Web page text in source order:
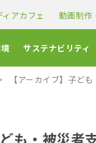
ィアカフェ 動画制作
サステナビリティ
【アーカイブ】子ど
ども・被災